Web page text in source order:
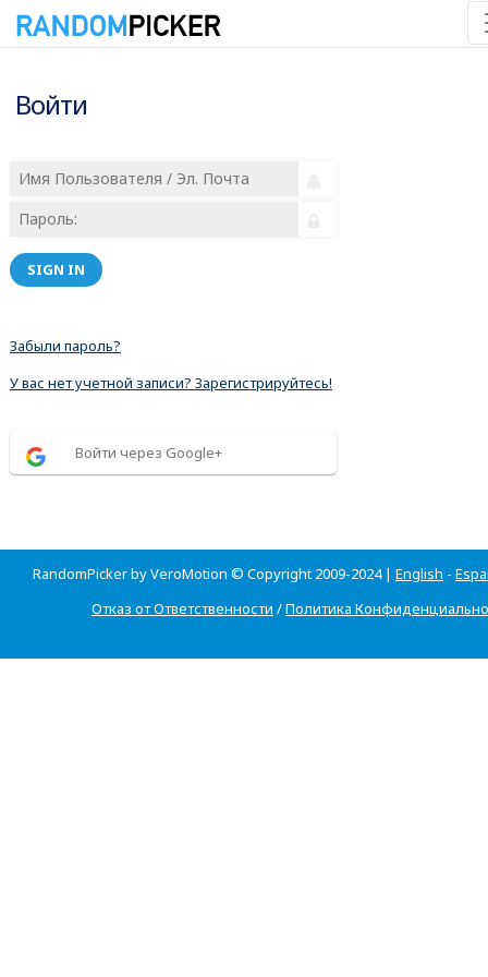
Войти
SIGN IN
Забыли пароль?
У вас нет учетной записи? Зарегистрируйтесь!
Войти через Google+
RandomPicker by VeroMotion © Copyright 2009-2024 | English -
Отказ от Ответственности /Политика